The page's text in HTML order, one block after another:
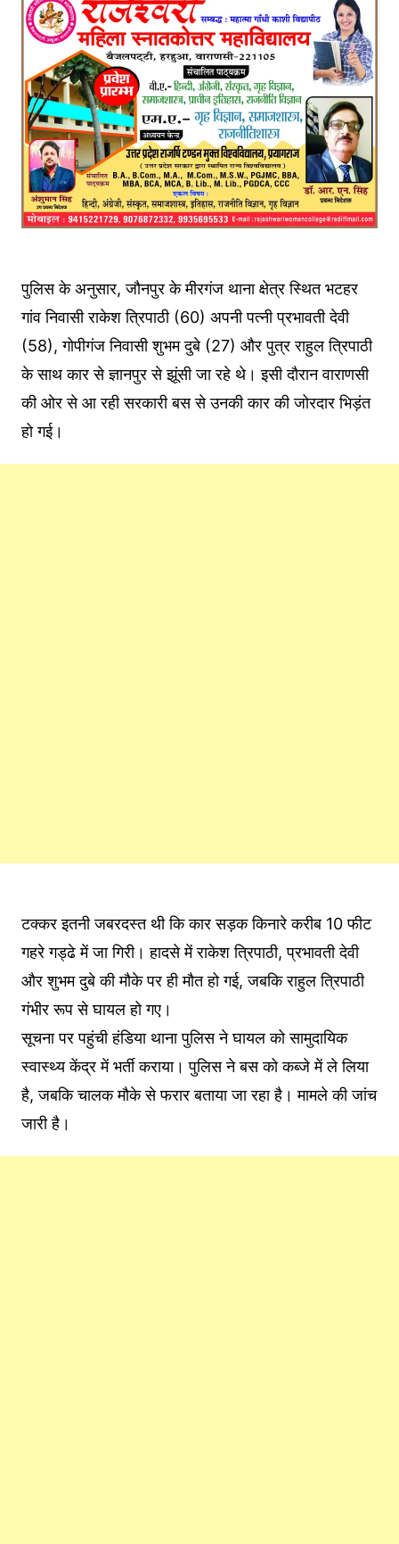
पुलिस के अनुसार, जौनपुर के मीरगंज थाना क्षेत्र स्थित भटहर
गांव निवासी राकेश त्रिपाठी (60) अपनी पत्नी प्रभावती देवी
(58), गोपीगंज निवासी शुभम दुबे (27) और पुत्र राहुल त्रिपाठी
के साथ कार से ज्ञानपुर से झूंसी जा रहे थे। इसी दौरान वाराणसी
की ओर से आ रही सरकारी बस से उनकी कार की जोरदार भिड़ंत
हो गई।
टक्कर इतनी जबरदस्त थी कि कार सड़क किनारे करीब 10 फीट
गहरे गड्ढे में जा गिरी। हादसे में राकेश त्रिपाठी, प्रभावती देवी
और शुभम दुबे की मौके पर ही मौत हो गई, जबकि राहुल त्रिपाठी
गंभीर रूप से घायल हो गए।
सूचना पर पहुंची हंडिया थाना पुलिस ने घायल को सामुदायिक
स्वास्थ्य केंद्र में भर्ती कराया। पुलिस ने बस को कब्जे में ले लिया
है, जबकि चालक मौके से फरार बताया जा रहा है। मामले की जांच
जारी है।